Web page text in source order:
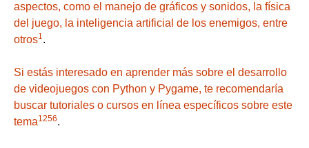
aspectos, como el manejo de gráficos y sonidos, la física
del juego, la inteligencia artificial de los enemigos, entre
otros1.
Si estás interesado en aprender más sobre el desarrollo
de videojuegos con Python y Pygame, te recomendaría
buscar tutoriales o cursos en línea específicos sobre este
tema1256.